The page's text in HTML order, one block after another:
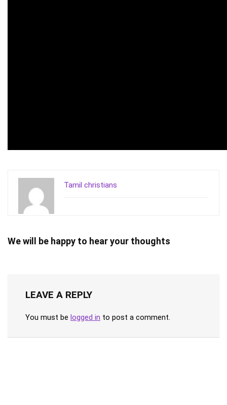
Tamil christians
We will be happy to hear your thoughts
LEAVE A REPLY
You must be logged in to post a comment.